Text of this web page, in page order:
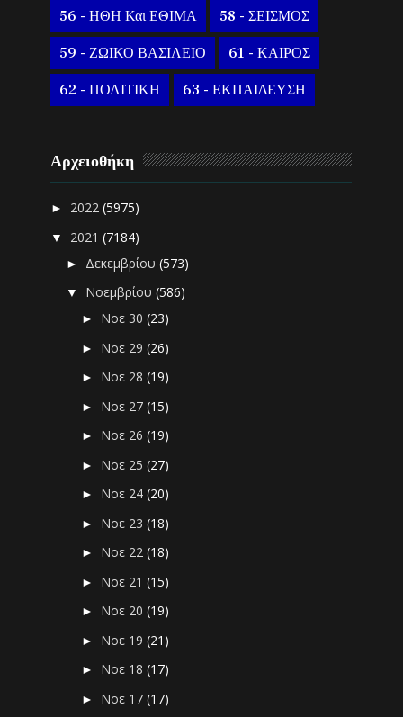
56 - ΗΘΗ Και ΕΘΙΜΑ 58 - ΣΕΙΣΜΟΣ
59 - ΖΩΙΚΟ ΒΑΣΙΛΕΙΟ 61 - ΚΑΙΡΟΣ
62 - ΠΟΛΙΤΙΚΗ 63 - ΕΚΠΑΙΔΕΥΣΗ
Αρχειοθήκη
► 2022(5975)
▼ 2021(7184)
► Δεκεμβρίου(573)
▼ Νοεμβρίου(586)
► Νοε 30(23)
► Νοε 29(26)
► Νοε 28(19)
► Νοε 27(15)
► Νοε 26(19)
► Νοε 25(27)
► Νοε 24(20)
► Νοε 23(18)
► Νοε 22(18)
► Νοε 21(15)
► Νοε 20(19)
► Νοε 19(21)
► Νοε 18(17)
► Νοε 17(17)